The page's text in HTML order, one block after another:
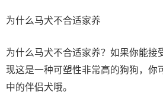
为什么马犬不合适家养
为什么马犬不合适家养？如果你能接
现这是一种可塑性非常高的狗狗，你
中的伴侣犬哦。